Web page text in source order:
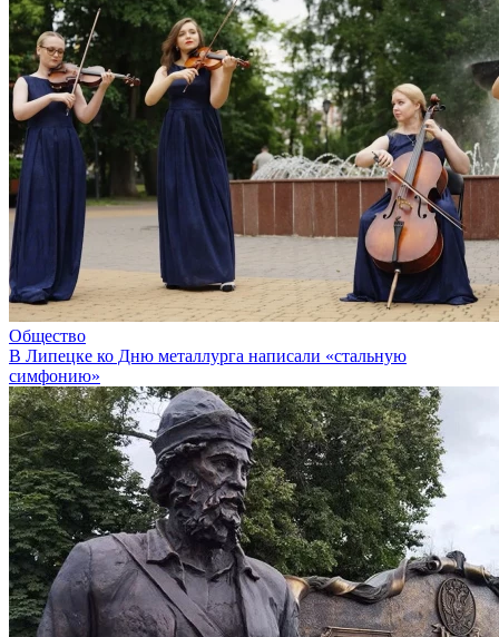
Общество
В Липецке ко Дню металлурга написали «стальную
симфонию»